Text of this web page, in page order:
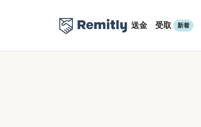
送金 受取 新着